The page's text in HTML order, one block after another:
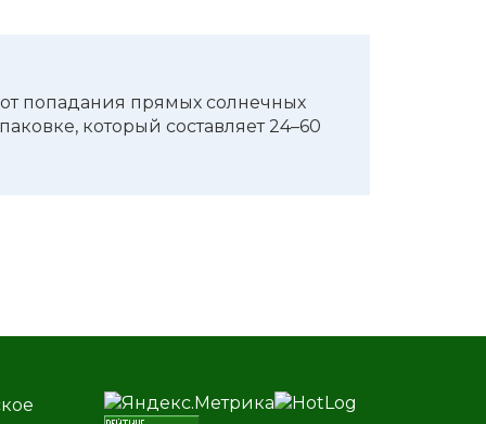
попа­да­ния прямых солнеч­ных
кото­рый состав­ля­ет 24–60